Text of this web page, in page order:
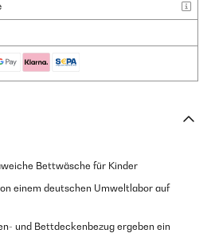
Bettwäsche für Kinder
einem deutschen Umweltlabor auf
und Bettdeckenbezug ergeben ein